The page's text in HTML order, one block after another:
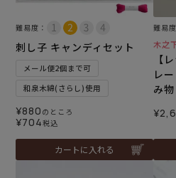
難易度：
刺し子 キャンディセット
メール便2個まで可
和泉木綿(さらし)使用
¥880 のところ
¥704税込
カートに入れる
難易度
木之
【
レ
み物
¥